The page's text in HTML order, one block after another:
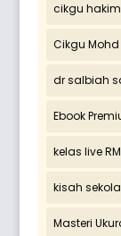
cikgu hakim
Cikgu
dr salbiah
Ebook
kelas live
kisah
Masteri